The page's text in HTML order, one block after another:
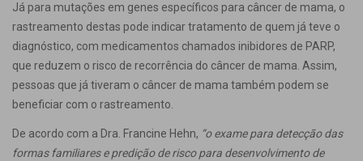
Já para mutações em genes específicos para câncer de mama, o
rastreamento destas pode indicar tratamento de quem já teve o
diagnóstico, com medicamentos chamados inibidores de PARP,
que reduzem o risco de recorrência do câncer de mama. Assim,
pessoas que já tiveram o câncer de mama também podem se
beneficiar com o rastreamento.
De acordo com a Dra. Francine Hehn, “o exame para detecção das
formas familiares e predição de risco para desenvolvimento de